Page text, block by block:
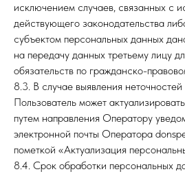
исключением случаев, связанных с
действующего законодательства
субъектом персональных данных
на передачу данных третьему лицу
обязательств по гражданско-
8.3. В случае выявления
Пользователь может
путем направления Оператору
электронной почты Оператора
пометкой «Актуализация
8.4. Срок обработки персональных